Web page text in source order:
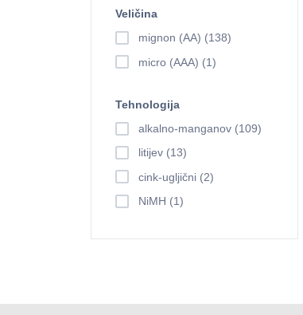
Veličina
mignon (AA) (138)
micro (AAA) (1)
Tehnologija
alkalno-manganov (109)
litijev (13)
cink-ugljični (2)
NiMH (1)